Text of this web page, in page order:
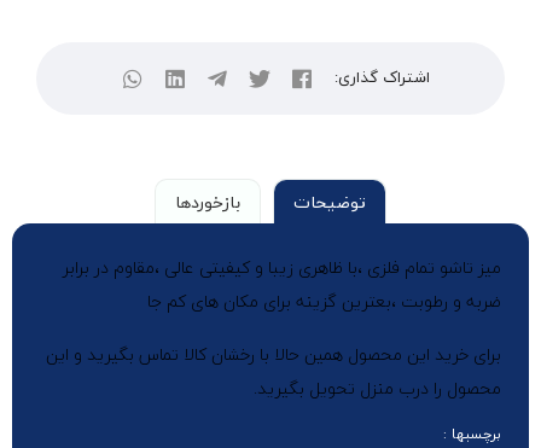
اشتراک گذاری:
توضیحات بازخوردها
میز تاشو تمام فلزی ،با ظاهری زیبا و کیفیتی عالی ،مقاوم در برابر
ضربه و رطوبت ،بعترین گزینه برای مکان های کم جا
برای خرید این محصول همین حالا با رخشان کالا تماس بگیرید و این
محصول را درب منزل تحویل بگیرید.
برچسبها :